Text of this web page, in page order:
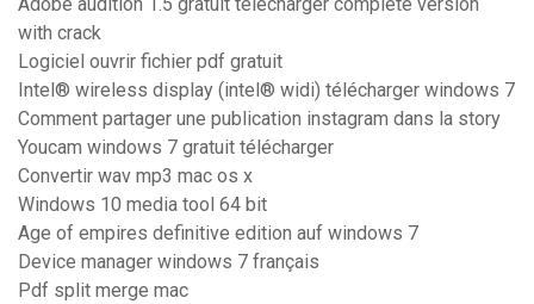
Adobe audition 1.5 gratuit télécharger complete version
with crack
Logiciel ouvrir fichier pdf gratuit
Intel® wireless display (intel® widi) télécharger windows 7
Comment partager une publication instagram dans la story
Youcam windows 7 gratuit télécharger
Convertir wav mp3 mac os x
Windows 10 media tool 64 bit
Age of empires definitive edition auf windows 7
Device manager windows 7 français
Pdf split merge mac